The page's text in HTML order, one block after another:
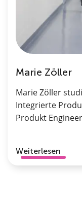
Marie Zöller
Marie Zöller
Integrierte
Produkt
Weiterlesen